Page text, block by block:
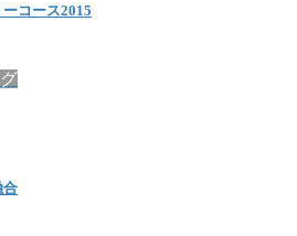
コース2015
合